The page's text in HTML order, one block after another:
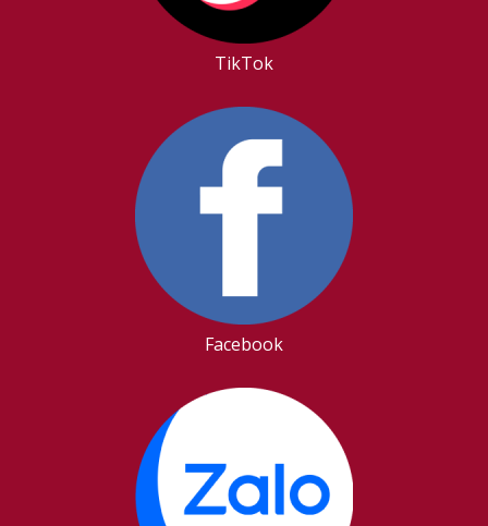
TikTok
Facebook